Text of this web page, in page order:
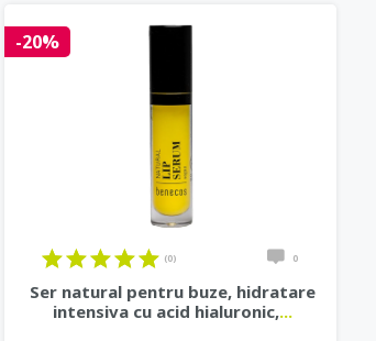
-20%
(0) 0
Ser natural pentru buze, hidratare
intensiva cu acid hialuronic,...